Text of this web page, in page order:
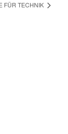
FÜR TECHNIK